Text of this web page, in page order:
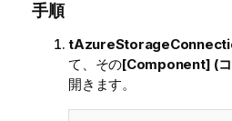
手順
て、その[Component] (コ
開きます。